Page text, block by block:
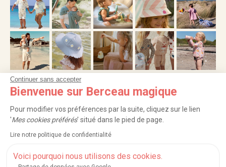
Continuer sans accepter
Bienvenue sur Berceau magique
Pour modifier vos préférences par la suite, cliquez sur le lien
'Mes cookies préférés' situé dans le pied de page.
Lire notre politique de confidentialité
Voici pourquoi nous utilisons des cookies.
NOS SERVICES
INFORMATIONS
PROFESSIONNELS